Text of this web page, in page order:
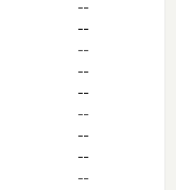
--
--
--
--
--
--
--
--
--